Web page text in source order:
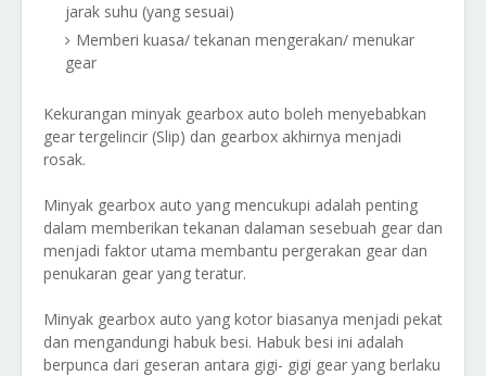
jarak suhu (yang sesuai)
Memberi kuasa/ tekanan mengerakan/ menukar
gear
Kekurangan minyak gearbox auto boleh menyebabkan
gear tergelincir (Slip) dan gearbox akhirnya menjadi
rosak.
Minyak gearbox auto yang mencukupi adalah penting
dalam memberikan tekanan dalaman sesebuah gear dan
menjadi faktor utama membantu pergerakan gear dan
penukaran gear yang teratur.
Minyak gearbox auto yang kotor biasanya menjadi pekat
dan mengandungi habuk besi. Habuk besi ini adalah
berpunca dari geseran antara gigi- gigi gear yang berlaku